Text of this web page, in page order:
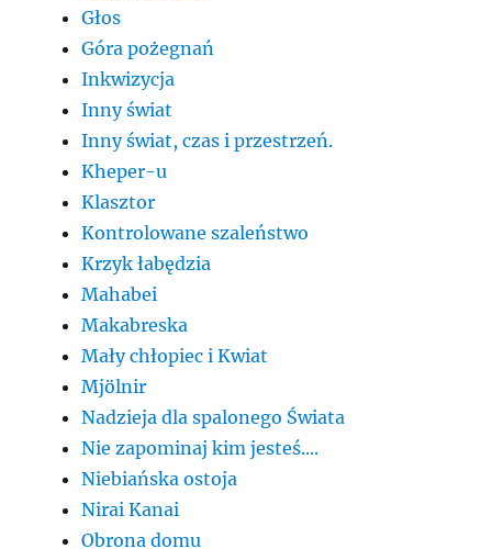
Głos
Góra pożegnań
Inkwizycja
Inny świat
Inny świat, czas i przestrzeń.
Kheper-u
Klasztor
Kontrolowane szaleństwo
Krzyk łabędzia
Mahabei
Makabreska
Mały chłopiec i Kwiat
Mjölnir
Nadzieja dla spalonego Świata
Nie zapominaj kim jesteś....
Niebiańska ostoja
Nirai Kanai
Obrona domu